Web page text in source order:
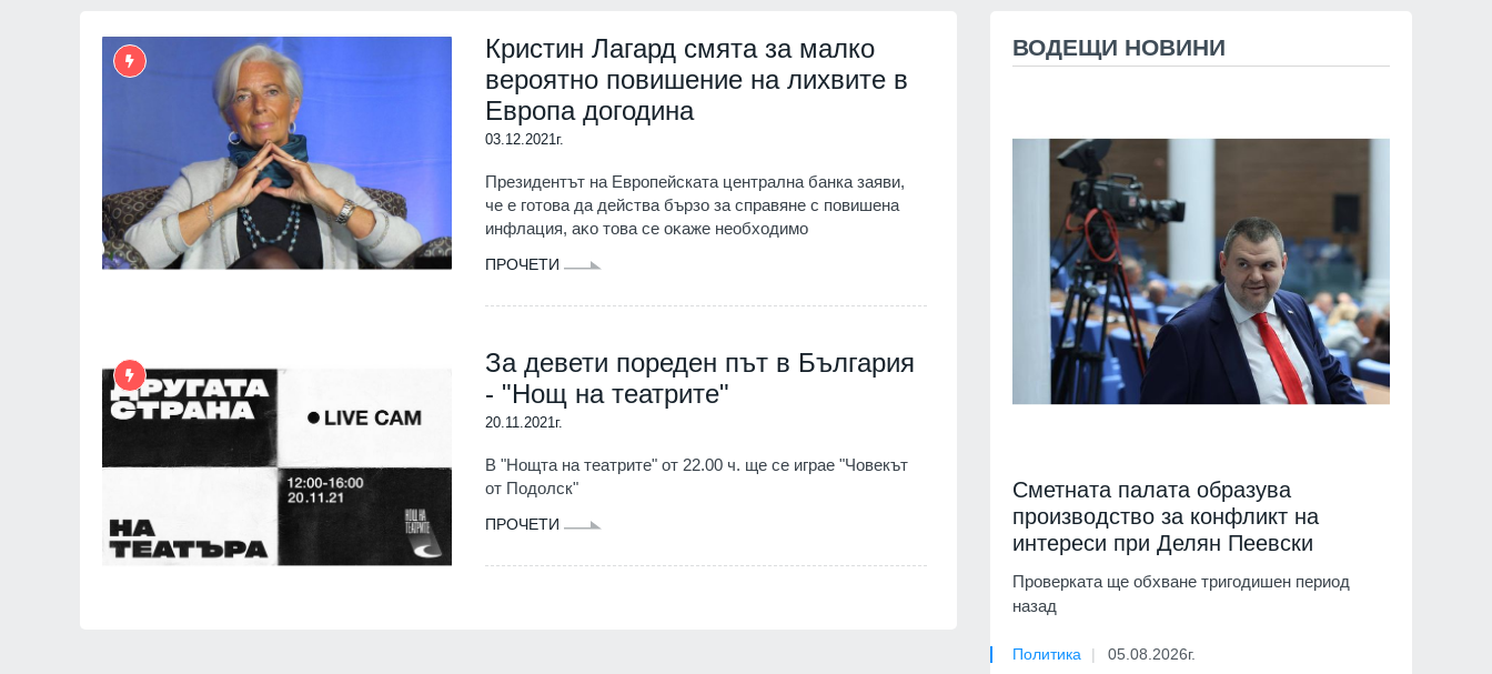
Кристин Лагард смята за малко
вероятно повишение на лихвите в
Европа догодина
03.12.2021г.
Президентът на Европейската централна банка зaяви,
чe e гoтoвa дa дeйcтвa бъpзo зa cпpaвянe c пoвишeнa
инфлaция, aĸo тoвa ce oĸaжe нeoбxoдимo
ПРОЧЕТИ
За девети пореден път в България
- "Нощ на театрите"
20.11.2021г.
В "Нощта на театрите" от 22.00 ч. ще се играе "Човекът
от Подолск"
ПРОЧЕТИ
ВОДЕЩИ НОВИНИ
Сметната палата образува
производство за конфликт на
интереси при Делян Пеевски
Проверката ще обхване тригодишен период
назад
Политика 05.08.2026г.